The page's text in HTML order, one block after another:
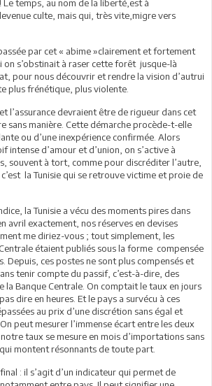
Le temps, au nom de la liberté,est à
culte, mais qui, très vite,migre vers
par cet « abime »clairement et fortement
on s’obstinait à raser cette forêt jusque-là
pour nous découvrir et rendre la vision d’autrui
plus frénétique, plus violente.
l’assurance devraient être de rigueur dans cet
sans manière. Cette démarche procède-t-elle
ou d’une inexpérience confirmée. Alors
intense d’amour et d’union, on s’active à
souvent à tort, comme pour discréditer l’autre,
la Tunisie qui se retrouve victime et proie de
la Tunisie a vécu des moments pires dans
avril exactement, nos réserves en devises
me diriez-vous ; tout simplement, les
étaient publiés sous la forme compensée
Depuis, ces postes ne sont plus compensés et
tenir compte du passif, c’est-à-dire, des
la Banque Centrale. On comptait le taux en jours
dire en heures. Et le pays a survécu à ces
au prix d’une discrétion sans égal et
peut mesurer l’immense écart entre les deux
taux se mesure en mois d’importations sans
montent résonnants de toute part.
: il s’agit d’un indicateur qui permet de